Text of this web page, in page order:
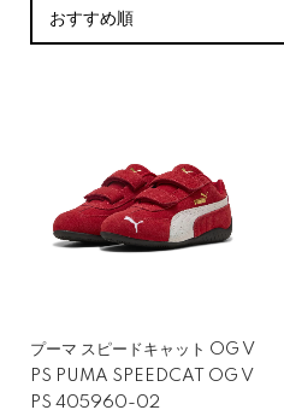
プーマ スピードキャット OG V
PS PUMA SPEEDCAT OG V
PS 405960-02